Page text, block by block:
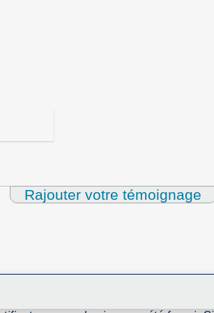
Rajouter votre témoignage